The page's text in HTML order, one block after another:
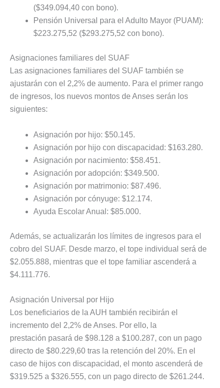
($349.094,40 con bono).
Pensión Universal para el Adulto Mayor (PUAM):
$223.275,52 ($293.275,52 con bono).
Asignaciones familiares del SUAF
Las asignaciones familiares del SUAF también se
ajustarán con el 2,2% de aumento. Para el primer rango
de ingresos, los nuevos montos de Anses serán los
siguientes:
Asignación por hijo: $50.145.
Asignación por hijo con discapacidad: $163.280.
Asignación por nacimiento: $58.451.
Asignación por adopción: $349.500.
Asignación por matrimonio: $87.496.
Asignación por cónyuge: $12.174.
Ayuda Escolar Anual: $85.000.
Además, se actualizarán los límites de ingresos para el
cobro del SUAF. Desde marzo, el tope individual será de
$2.055.888, mientras que el tope familiar ascenderá a
$4.111.776.
Asignación Universal por Hijo
Los beneficiarios de la AUH también recibirán el
incremento del 2,2% de Anses. Por ello, la
prestación pasará de $98.128 a $100.287, con un pago
directo de $80.229,60 tras la retención del 20%. En el
caso de hijos con discapacidad, el monto ascenderá de
$319.525 a $326.555, con un pago directo de $261.244.